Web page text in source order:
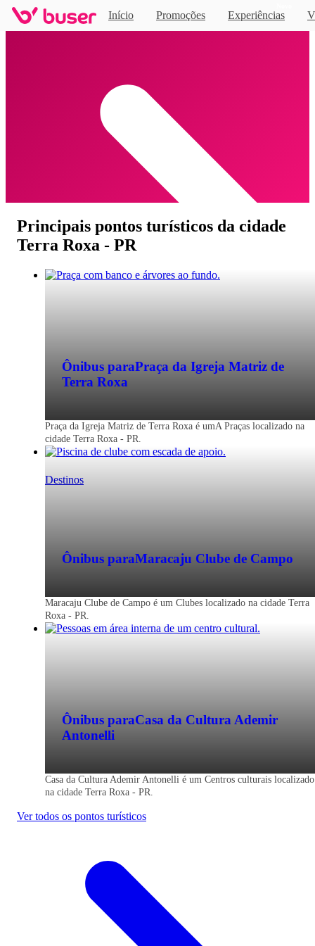
Início Promoções Experiências
Home
Destinos
Terra Roxa - PR
Principais pontos turísticos da cidade
Terra Roxa - PR
Ônibus paraPraça da Igreja Matriz de
Terra Roxa
Praça da Igreja Matriz de Terra Roxa é umA Praças localizado na
cidade Terra Roxa - PR.
Ônibus paraMaracaju Clube de Campo
Maracaju Clube de Campo é um Clubes localizado na cidade Terra
Roxa - PR.
Ônibus paraCasa da Cultura Ademir
Antonelli
Casa da Cultura Ademir Antonelli é um Centros culturais localizado
na cidade Terra Roxa - PR.
Ver todos os pontos turísticos